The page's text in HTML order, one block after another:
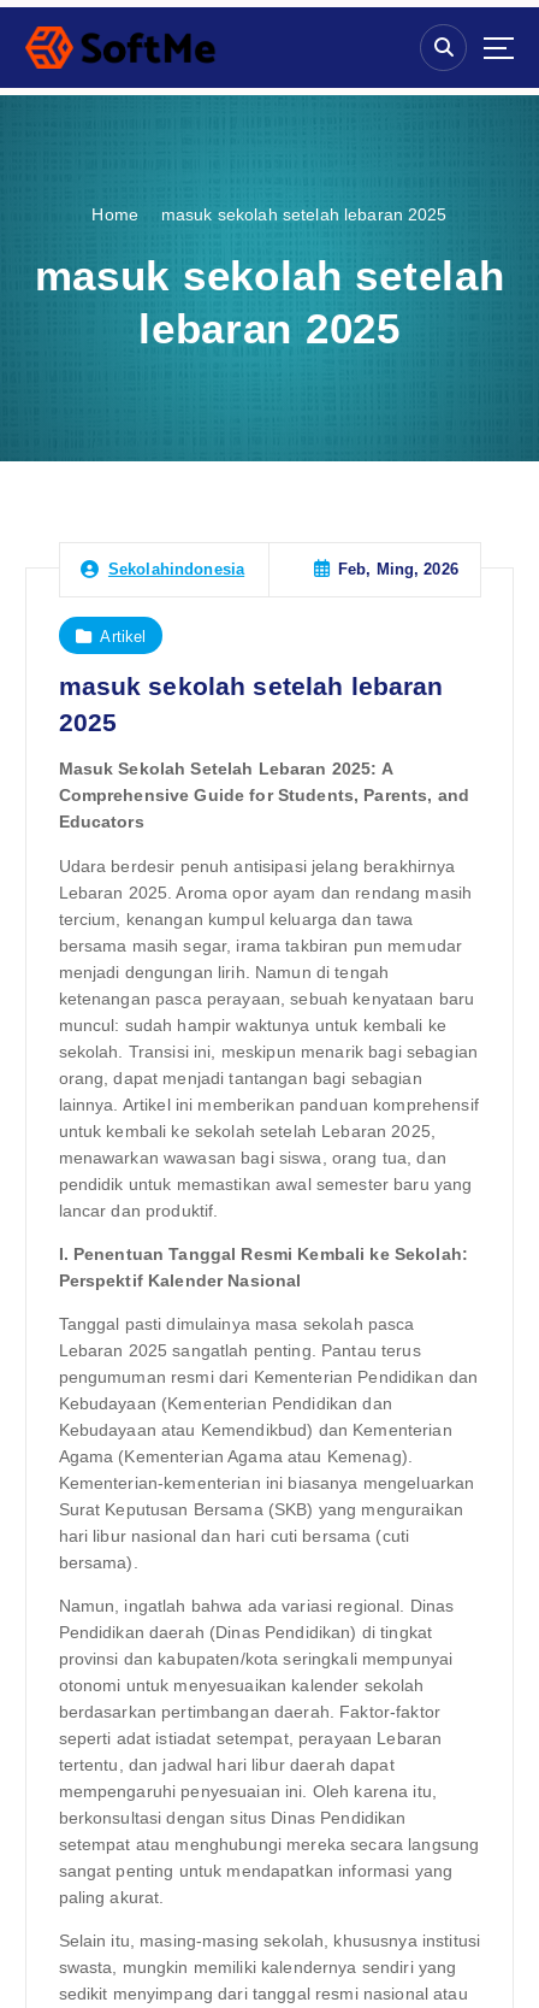
S
p
Home masuk sekolah setelah lebaran 2025
masuk sekolah setelah
lebaran 2025
Sekolahindonesia Feb, Ming, 2026
Artikel
masuk sekolah setelah lebaran
2025
Masuk Sekolah Setelah Lebaran 2025: A
Comprehensive Guide for Students, Parents, and
Educators
Udara berdesir penuh antisipasi jelang berakhirnya
Lebaran 2025. Aroma opor ayam dan rendang masih
tercium, kenangan kumpul keluarga dan tawa
bersama masih segar, irama takbiran pun memudar
menjadi dengungan lirih. Namun di tengah
ketenangan pasca perayaan, sebuah kenyataan baru
muncul: sudah hampir waktunya untuk kembali ke
sekolah. Transisi ini, meskipun menarik bagi sebagian
orang, dapat menjadi tantangan bagi sebagian
lainnya. Artikel ini memberikan panduan komprehensif
untuk kembali ke sekolah setelah Lebaran 2025,
menawarkan wawasan bagi siswa, orang tua, dan
pendidik untuk memastikan awal semester baru yang
lancar dan produktif.
I. Penentuan Tanggal Resmi Kembali ke Sekolah:
Perspektif Kalender Nasional
Tanggal pasti dimulainya masa sekolah pasca
Lebaran 2025 sangatlah penting. Pantau terus
pengumuman resmi dari Kementerian Pendidikan dan
Kebudayaan (Kementerian Pendidikan dan
Kebudayaan atau Kemendikbud) dan Kementerian
Agama (Kementerian Agama atau Kemenag).
Kementerian-kementerian ini biasanya mengeluarkan
Surat Keputusan Bersama (SKB) yang menguraikan
hari libur nasional dan hari cuti bersama (cuti
bersama).
Namun, ingatlah bahwa ada variasi regional. Dinas
Pendidikan daerah (Dinas Pendidikan) di tingkat
provinsi dan kabupaten/kota seringkali mempunyai
otonomi untuk menyesuaikan kalender sekolah
berdasarkan pertimbangan daerah. Faktor-faktor
seperti adat istiadat setempat, perayaan Lebaran
tertentu, dan jadwal hari libur daerah dapat
mempengaruhi penyesuaian ini. Oleh karena itu,
berkonsultasi dengan situs Dinas Pendidikan
setempat atau menghubungi mereka secara langsung
sangat penting untuk mendapatkan informasi yang
paling akurat.
Selain itu, masing-masing sekolah, khususnya institusi
swasta, mungkin memiliki kalendernya sendiri yang
sedikit menyimpang dari tanggal resmi nasional atau